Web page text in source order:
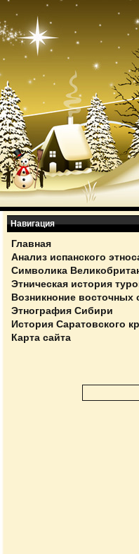
Навигация
Главная
Анализ испанского
Символика
Этническая история
Возникноние восточных
Этнография Сибири
История Саратовского
Карта сайта